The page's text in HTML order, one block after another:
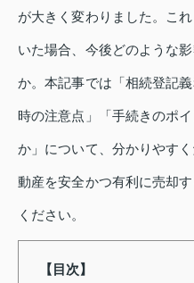
が大きく変わりました。こ
いた場合、今後どのような
か。本記事では「相続登記
時の注意点」「手続きのポ
か」について、分かりやす
動産を安全かつ有利に売却
ください。
【目次】